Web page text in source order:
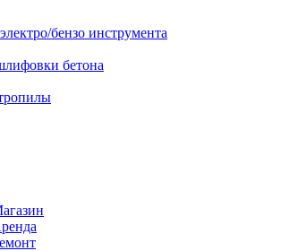
бензо инструмента
бетона